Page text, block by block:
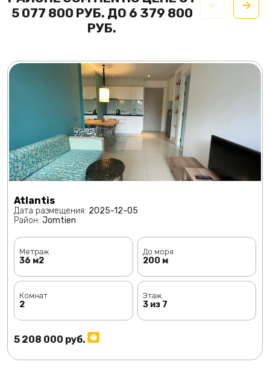
5 077 800 РУБ. ДО 6 379 800
РУБ.
Atlantis
Дата размещения: 2025-12-05
Район: Jomtien
Метраж
36 м2
До моря
200 м
Комнат
2
Этаж
3 из 7
5 208 000 руб.